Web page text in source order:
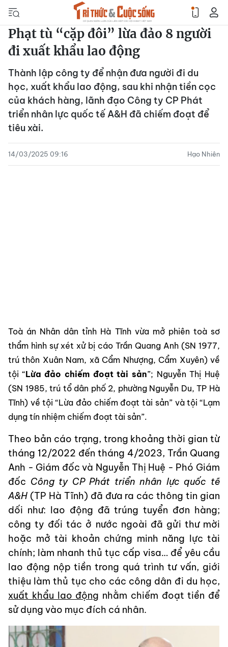
Phạt tù “cặp đôi” lừa đảo 8 người
đi xuất khẩu lao động
Thành lập công ty để nhận đưa người đi du
học, xuất khẩu lao động, sau khi nhận tiền cọc
của khách hàng, lãnh đạo Công ty CP Phát
triển nhân lực quốc tế A&H đã chiếm đoạt để
tiêu xài.
14/03/2025 09:16 Hạo Nhiên
Toà án Nhân dân tỉnh Hà Tĩnh vừa mở phiên toà sơ
thẩm hình sự xét xử bị cáo Trần Quang Anh (SN 1977,
trú thôn Xuân Nam, xã Cẩm Nhượng, Cẩm Xuyên) về
tội “Lừa đảo chiếm đoạt tài sản”; Nguyễn Thị Huệ
(SN 1985, trú tổ dân phố 2, phường Nguyễn Du, TP Hà
Tĩnh) về tội “Lừa đảo chiếm đoạt tài sản” và tội “Lạm
dụng tín nhiệm chiếm đoạt tài sản”.
Theo bản cáo trạng, trong khoảng thời gian từ
tháng 12/2022 đến tháng 4/2023, Trần Quang
Anh - Giám đốc và Nguyễn Thị Huệ - Phó Giám
đốc Công ty CP Phát triển nhân lực quốc tế
A&H (TP Hà Tĩnh) đã đưa ra các thông tin gian
dối như: lao động đã trúng tuyển đơn hàng;
công ty đối tác ở nước ngoài đã gửi thư mời
hoặc mở tài khoản chứng minh năng lực tài
chính; làm nhanh thủ tục cấp visa… để yêu cầu
lao động nộp tiền trong quá trình tư vấn, giới
thiệu làm thủ tục cho các công dân đi du học,
xuất khẩu lao động nhằm chiếm đoạt tiền để
sử dụng vào mục đích cá nhân.